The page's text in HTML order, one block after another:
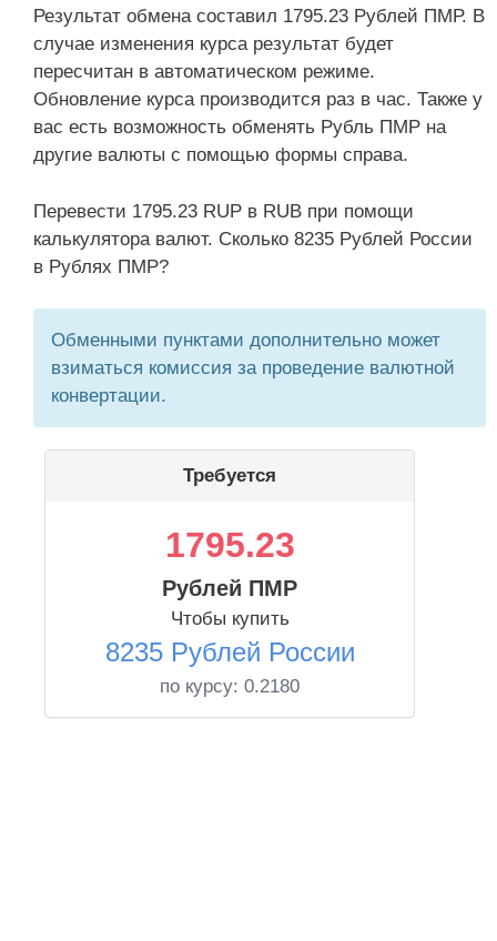
Результат обмена составил 1795.23 Рублей ПМР. В
случае изменения курса результат будет
пересчитан в автоматическом режиме.
Обновление курса производится раз в час. Также у
вас есть возможность обменять Рубль ПМР на
другие валюты с помощью формы справа.
Перевести 1795.23 RUP в RUB при помощи
калькулятора валют. Сколько 8235 Рублей России
в Рублях ПМР?
Обменными пунктами дополнительно может
взиматься комиссия за проведение валютной
конвертации.
Требуется
1795.23
Рублей ПМР
Чтобы купить
8235 Рублей России
по курсу: 0.2180